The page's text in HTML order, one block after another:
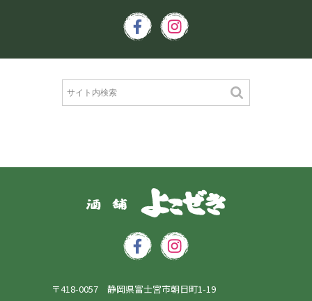
〒418-0057 静岡県富士宮市朝日町1-19